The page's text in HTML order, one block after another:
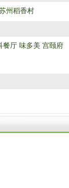
州稻香村
餐厅 味多美 宫颐府